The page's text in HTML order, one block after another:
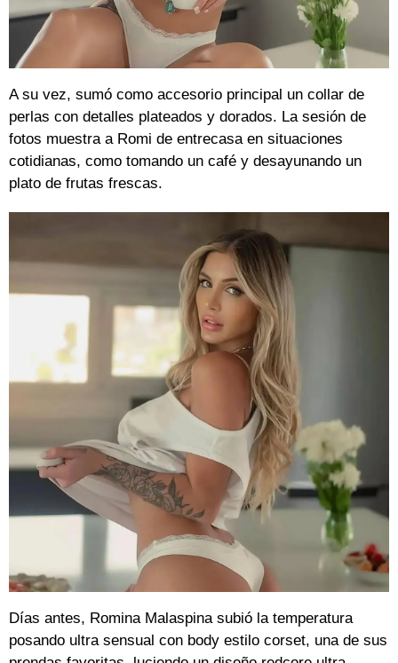
A su vez, sumó como accesorio principal un collar de
perlas con detalles plateados y dorados. La sesión de
fotos muestra a Romi de entrecasa en situaciones
cotidianas, como tomando un café y desayunando un
plato de frutas frescas.
Días antes, Romina Malaspina subió la temperatura
posando ultra sensual con body estilo corset, una de sus